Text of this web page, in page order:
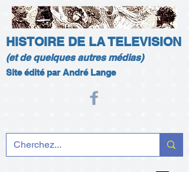
HISTOIRE DE LA TELEVISION
(et de quelques autres médias)
Site édité par André Lange